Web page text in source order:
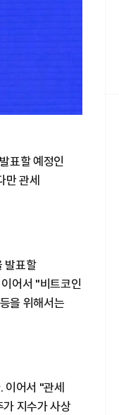
표할 예정인
관세
발표할
어서 "비트코인
을 위해서는
어서 "관세
지수가 사상